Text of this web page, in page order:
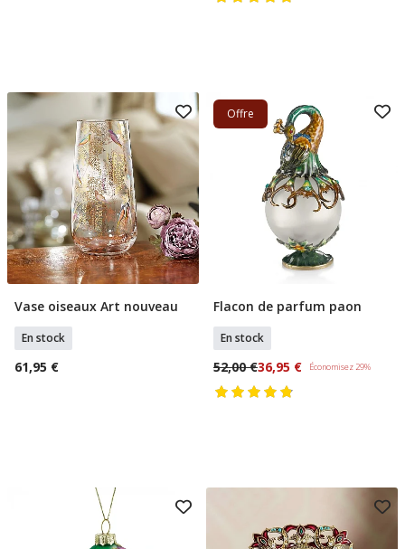
Ajouter Au Panier
Vase oiseaux Art nouveau
En stock
61,95 €
Offre
Ajouter Au Panier
Flacon de parfum paon
En stock
52,00 €36,95 € Économisez 29%